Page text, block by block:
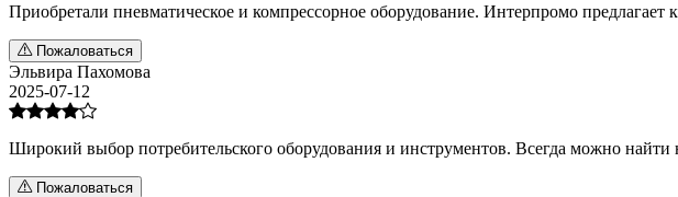
Приобретали пневматическое и компрессорное оборудование. Интерпромо предлагает
Пожаловаться
Эльвира Пахомова
2025-07-12
Широкий выбор потребительского оборудования и инструментов. Всегда можно найти
Пожаловаться